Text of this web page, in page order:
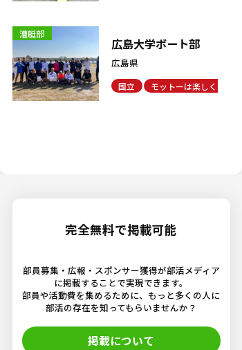
漕艇部
広島大学ボート部
広島県
国立 モットーは楽しく
完全無料で掲載可能
部員募集・広報・スポンサー獲得が部活メディア
に掲載することで実現できます。
部員や活動費を集めるために、もっと多くの人に
部活の存在を知ってもらいませんか？
掲載について